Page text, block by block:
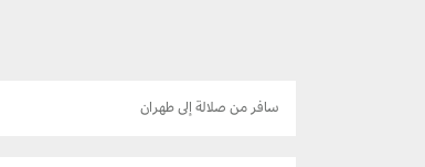
سافر من صلالة إلى طهران